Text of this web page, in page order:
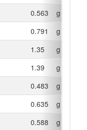
0.563
g
0.791
g
1.35
g
1.39
g
0.483
g
0.635
g
0.588
g